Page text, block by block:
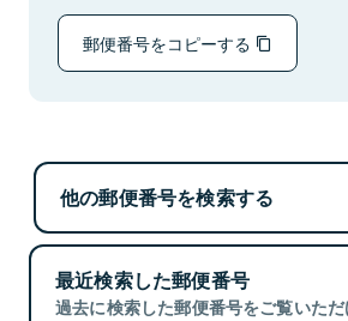
郵便番号をコピーする
他の郵便番号を検索する
最近検索した郵便番号
過去に検索した郵便番号をご覧いただ